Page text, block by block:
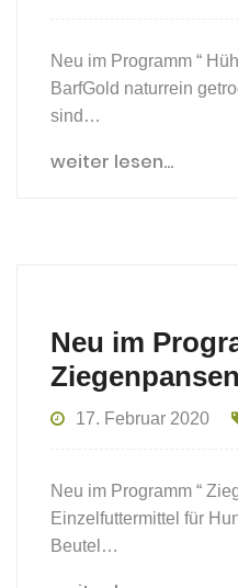
Neu im Programm “
BarfGold naturrein
sind…
weiter lesen...
Neu im
17. Februar 2020
Neu im Programm “
Einzelfuttermittel für
Beutel…